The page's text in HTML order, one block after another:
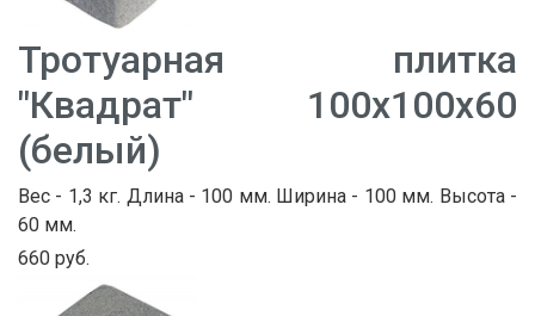
Тротуарная плитка
"Квадрат" 100х100х60
(белый)
Вес - 1,3 кг. Длина - 100 мм. Ширина - 100 мм. Высота -
60 мм.
660 руб.